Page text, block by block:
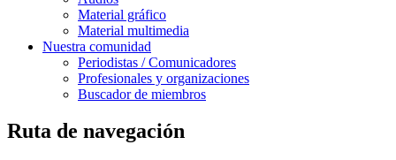
Material gráfico
Material multimedia
Nuestra comunidad
Periodistas / Comunicadores
Profesionales y organizaciones
Buscador de miembros
Ruta de navegación